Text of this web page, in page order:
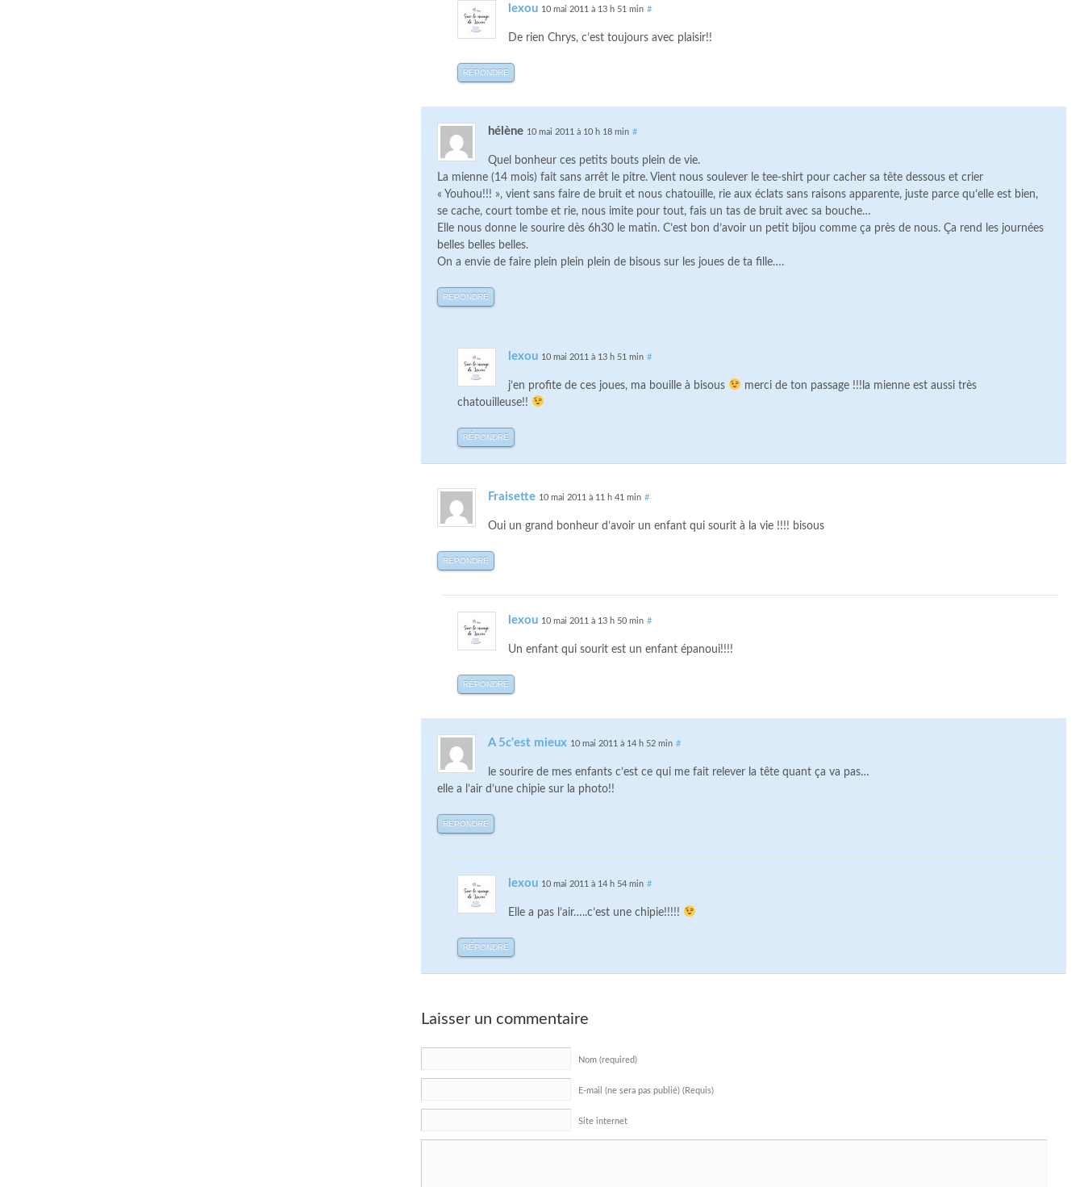
lexou 10 mai 2011 à 13 h 51 min #
De rien Chrys, c’est toujours avec plaisir!!
RÉPONDRE
hélène 10 mai 2011 à 10 h 18 min #
Quel bonheur ces petits bouts plein de vie.
La mienne (14 mois) fait sans arrêt le pitre. Vient nous soulever le tee-shirt pour cacher sa tête dessous et crier
« Youhou!!! », vient sans faire de bruit et nous chatouille, rie aux éclats sans raisons apparente, juste parce qu’elle est bien,
se cache, court tombe et rie, nous imite pour tout, fais un tas de bruit avec sa bouche…
Elle nous donne le sourire dès 6h30 le matin. C’est bon d’avoir un petit bijou comme ça près de nous. Ça rend les journées
belles belles belles.
On a envie de faire plein plein plein de bisous sur les joues de ta fille….
RÉPONDRE
lexou 10 mai 2011 à 13 h 51 min #
j’en profite de ces joues, ma bouille à bisous
merci de ton passage !!!la mienne est aussi très
chatouilleuse!!
RÉPONDRE
Fraisette 10 mai 2011 à 11 h 41 min #
Oui un grand bonheur d’avoir un enfant qui sourit à la vie !!!! bisous
RÉPONDRE
lexou 10 mai 2011 à 13 h 50 min #
Un enfant qui sourit est un enfant épanoui!!!!
RÉPONDRE
A 5c'est mieux 10 mai 2011 à 14 h 52 min #
le sourire de mes enfants c’est ce qui me fait relever la tête quant ça va pas…
elle a l’air d’une chipie sur la photo!!
RÉPONDRE
lexou 10 mai 2011 à 14 h 54 min #
Elle a pas l’air…..c’est une chipie!!!!!
RÉPONDRE
Laisser un commentaire
Nom (required)
E-mail (ne sera pas publié) (Requis)
Site internet